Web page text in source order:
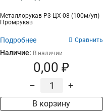
Металлорукав Р3-ЦХ-08 (100м/уп)
Промрукав
Подробнее Сравнить
Наличие: В наличии
0,00 ₽
– +
В корзину